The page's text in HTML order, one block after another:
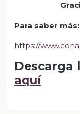
Para saber más:
https://
Descarga
aquí